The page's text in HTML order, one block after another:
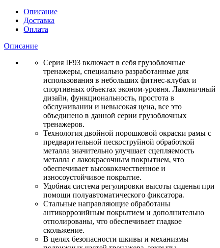
Описание
Доставка
Оплата
Описание
Серия IF93 включает в себя грузоблочные
тренажеры, специально разработанные для
использования в небольших фитнес-клубах и
спортивных объектах эконом-уровня. Лаконичный
дизайн, функциональность, простота в
обслуживании и невысокая цена, все это
объединено в данной серии грузоблочных
тренажеров.
Технология двойной порошковой окраски рамы с
предварительной пескоструйной обработкой
металла значительно улучшает сцепляемость
металла с лакокрасочным покрытием, что
обеспечивает высококачественное и
износоустойчивое покрытие.
Удобная система регулировки высоты сиденья при
помощи полуавтоматического фиксатора.
Стальные направляющие обработаны
антикоррозийным покрытием и дополнительно
отполированы, что обеспечивает гладкое
скольжение.
В целях безопасности шкивы и механизмы